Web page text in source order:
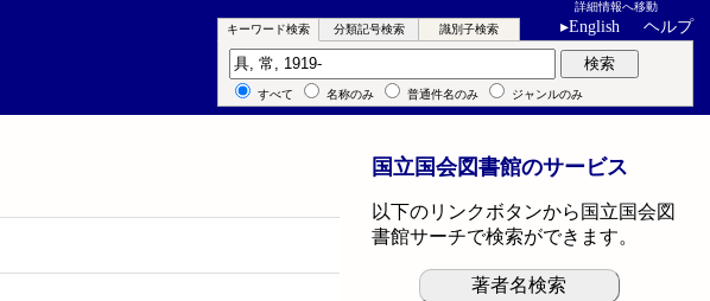
詳細情報へ移動
▸English ヘルプ
キーワード検索 分類記号検索 識別子検索
キーワード検索 検索
すべて 名称のみ 普通件名のみ ジャンルのみ
国立国会図書館のサービス
以下のリンクボタンから国立国会図
書館サーチで検索ができます。
著者名検索